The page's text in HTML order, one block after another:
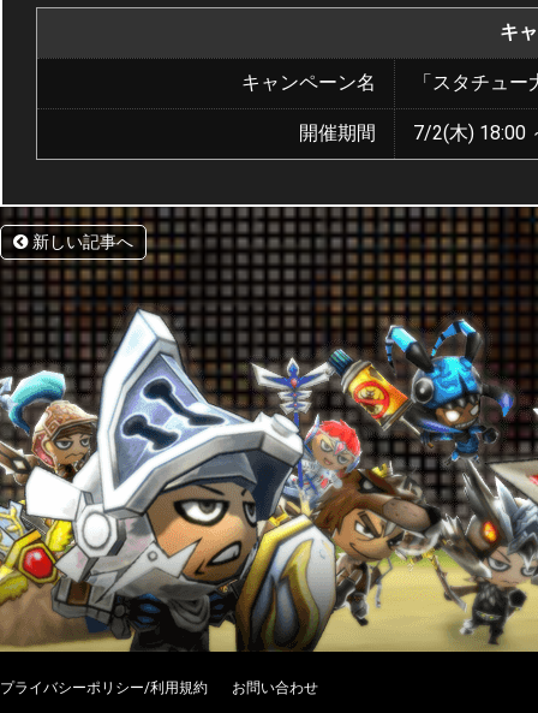
キ
キャンペーン名 「スタチュ
開催期間 7/2(木) 18:00
新しい記事へ
プライバシーポリシー/利用規約 お問い合わせ